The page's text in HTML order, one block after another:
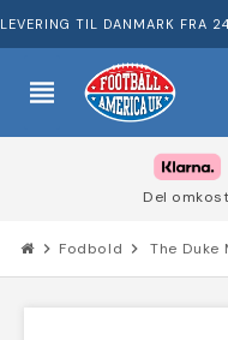
LEVERING TIL DANMARK FRA
view_headline
Del
chevron_right Fodbold chevron_right The